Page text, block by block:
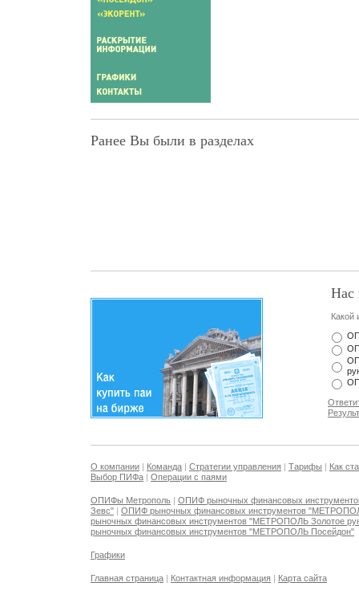
Ранее Вы были в разделах
Нас
Какой
О компании | Команда | Стратегии управления | Тарифы | Как
Выбор ПИФа | Операции с паями
ОПИФы Метрополь | ОПИФ рыночных финансовых
Зевс" | ОПИФ рыночных финансовых инструментов
рыночных финансовых инструментов "МЕТРОПОЛЬ Золотое
рыночных финансовых инструментов "МЕТРОПОЛЬ Посейдон"
Графики
Главная страница | Контактная информация | Карта сайта